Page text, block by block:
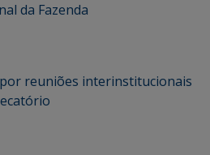
da Fazenda
reuniões interinstitucionais